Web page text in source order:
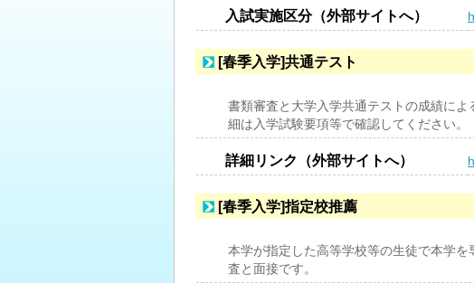
入試実施区分（外部サイトへ）
[春季入学]共通テスト
書類審査と大学入学共通テストの成績に
細は入学試験要項等で確認してください。
詳細リンク（外部サイトへ）
[春季入学]指定校推薦
本学が指定した高等学校等の生徒で本学
査と面接です。